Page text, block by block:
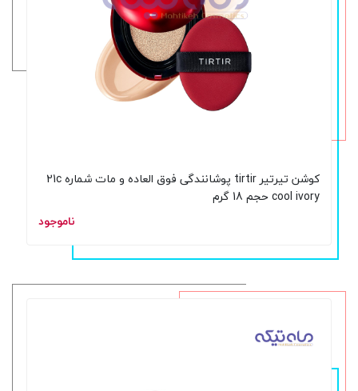
کوشن تیرتیر tirtir پوشانندگی فوق العاده و مات شماره 21c
cool ivory حجم 18 گرم
ناموجود